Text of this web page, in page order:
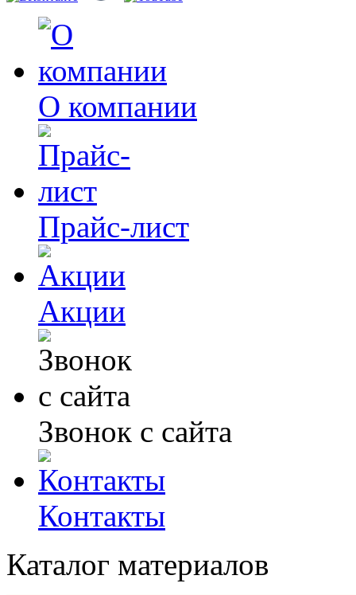
О компании
Прайс-лист
Акции
Звонок с сайта
Контакты
Каталог материалов